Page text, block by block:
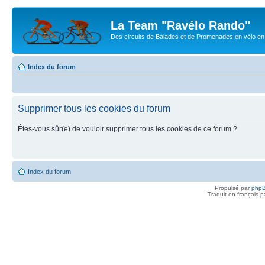
La Team "Ravélo Rando"
Des circuits de Balades et de Promenades en vélo
Index du forum
Supprimer tous les cookies du forum
Êtes-vous sûr(e) de vouloir supprimer tous les cookies de ce forum ?
Index du forum
Propulsé par
Traduit en français